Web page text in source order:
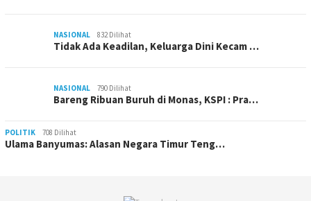
NASIONAL 832 Dilihat
Tidak Ada Keadilan, Keluarga Dini Kecam …
NASIONAL 790 Dilihat
Bareng Ribuan Buruh di Monas, KSPI : Pra…
POLITIK 708 Dilihat
Ulama Banyumas: Alasan Negara Timur Teng…